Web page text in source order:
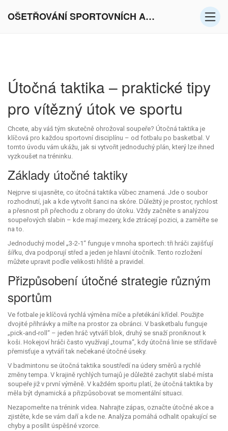
OŠETŘOVÁNÍ SPORTOVNÍCH AKTIVIT V EVROPĚ
Útočná taktika – praktické tipy
pro vítězný útok ve sportu
Chcete, aby váš tým skutečně ohrožoval soupeře? Útočná taktika je
klíčová pro každou sportovní disciplínu – od fotbalu po basketbal. V
tomto úvodu vám ukážu, jak si vytvořit jednoduchý plán, který lze ihned
vyzkoušet na tréninku.
Základy útočné taktiky
Nejprve si ujasněte, co útočná taktika vůbec znamená. Jde o soubor
rozhodnutí, jak a kde vytvořit šanci na skóre. Důležitý je prostor, rychlost
a přesnost při přechodu z obrany do útoku. Vždy začněte s analýzou
soupeřových slabin – kde mají mezery, kde ztrácejí pozici, a zaměřte se
na to.
Jednoduchý model „3‑2‑1“ funguje v mnoha sportech: tři hráči zajišťují
šířku, dva podporují střed a jeden je hlavní útočník. Tento rozložení
můžete upravit podle velikosti hřiště a pravidel.
Přizpůsobení útočné strategie různým
sportům
Ve fotbale je klíčová rychlá výměna míče a přetékání křídel. Použijte
dvojité přihrávky a mířte na prostor za obránci. V basketbalu funguje
„pick‑and‑roll“ – jeden hráč vytváří blok, druhý se snaží proniknout k
koši. Hokejoví hráči často využívají „tourna“, kdy útočná linie se střídavě
přemisťuje a vytváří tak nečekané útočné úseky.
V badmintonu se útočná taktika soustředí na údery směrů a rychlé
změny tempa. V krajině rychlých turnajů je důležité zachytit slabé místa
soupeře již v první výměně. V každém sportu platí, že útočná taktika by
měla být dynamická a přizpůsobovat se momentální situaci.
Nezapomeňte na trénink videa. Nahrajte zápas, označte útočné akce a
zjistěte, kde se vám daří a kde ne. Analýza pomáhá odhalit opakující se
chyby a posílit úspěšné vzorce.